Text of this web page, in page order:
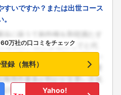
すいですか？または出世コース
万社の口コミをチェック
録（無料）
Yahoo!